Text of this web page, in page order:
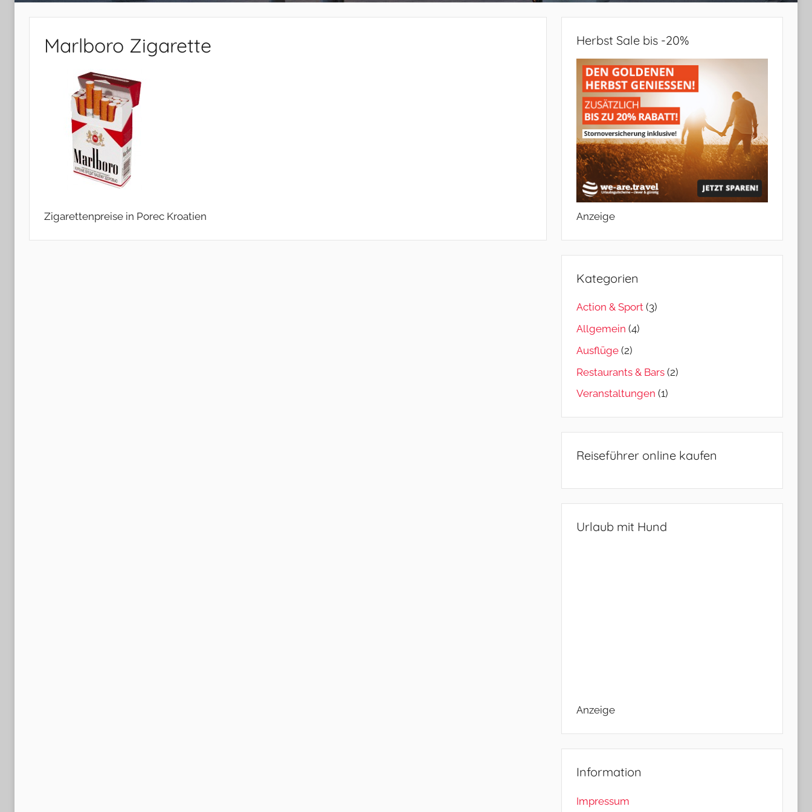
Marlboro Zigarette
Zigarettenpreise in Porec Kroatien
Herbst Sale bis -20%
Anzeige
Kategorien
Action & Sport(3)
Allgemein (4)
Ausflüge(2)
Restaurants & Bars(2)
Veranstaltungen (1)
Reiseführer online kaufen
Urlaub mit Hund
Anzeige
Information
Impressum